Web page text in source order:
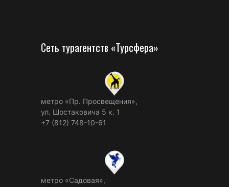
Сеть турагентств «Турсфера»
метро «Пр. Просвещения»,
ул. Шостаковича 5 к. 1
+7 (812) 748-10-61
метро «Садовая»,